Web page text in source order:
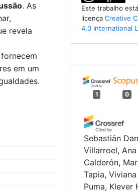
. As
revela
em um
Este trabalho
licençaCreative
4.0 International
1 0
Sebastián
Villarroel,
Calderón,
Tapia,
Puma, Klever